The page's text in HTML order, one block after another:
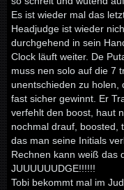
Es ist wieder mal das
Headjudge ist wieder
durchgehend in sein
Clock läuft weiter. De
muss nen solo auf die 7
unentschieden zu holen,
fast sicher gewinnt. Er
verfehlt den boost, haut
nochmal drauf, boosted,
das man seine Initials
Rechnen kann weiß das
JUUUUUUDGE!!!!!!
Tobi bekommt mal im